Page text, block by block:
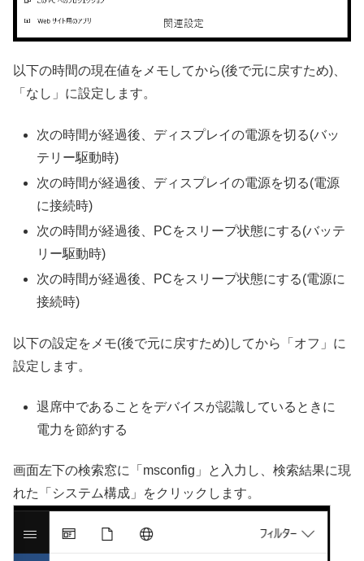
以下の時間の現在値をメモしてから(後で元に戻すため)、
「なし」に設定します。
次の時間が経過後、ディスプレイの電源を切る(バッ
テリー駆動時)
次の時間が経過後、ディスプレイの電源を切る(電源
に接続時)
次の時間が経過後、PCをスリープ状態にする(バッテ
リー駆動時)
次の時間が経過後、PCをスリープ状態にする(電源に
接続時)
以下の設定をメモ(後で元に戻すため)してから「オフ」に
設定します。
退席中であることをデバイスが認識しているときに
電力を節約する
画面左下の検索窓に「msconfig」と入力し、検索結果に現
れた「システム構成」をクリックします。